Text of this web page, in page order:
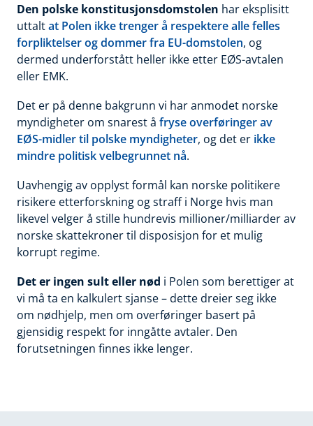
Den polske konstitusjonsdomstolen har eksplisitt
uttaltat Polen ikke trenger å respektere alle felles
forpliktelser og dommer fra EU-domstolen, og
dermed underforstått heller ikke etter EØS-avtalen
eller EMK.
Det er på denne bakgrunn vi har anmodet norske
myndigheter om snarest å fryse overføringer av
EØS-midler til polske myndigheter, og det er ikke
mindre politisk velbegrunnet nå.
Uavhengig av opplyst formål kan norske politikere
risikere etterforskning og straff i Norge hvis man
likevel velger å stille hundrevis millioner/milliarder av
norske skattekroner til disposisjon for et mulig
korrupt regime.
Det er ingen sult eller nød i Polen som berettiger at
vi må ta en kalkulert sjanse – dette dreier seg ikke
om nødhjelp, men om overføringer basert på
gjensidig respekt for inngåtte avtaler. Den
forutsetningen finnes ikke lenger.